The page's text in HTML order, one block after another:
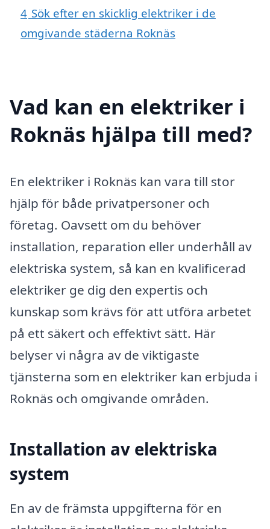
4 Sök efter en skicklig elektriker i de
omgivande städerna Roknäs
Vad kan en elektriker i
Roknäs hjälpa till med?
En elektriker i Roknäs kan vara till stor
hjälp för både privatpersoner och
företag. Oavsett om du behöver
installation, reparation eller underhåll av
elektriska system, så kan en kvalificerad
elektriker ge dig den expertis och
kunskap som krävs för att utföra arbetet
på ett säkert och effektivt sätt. Här
belyser vi några av de viktigaste
tjänsterna som en elektriker kan erbjuda i
Roknäs och omgivande områden.
Installation av elektriska
system
En av de främsta uppgifterna för en